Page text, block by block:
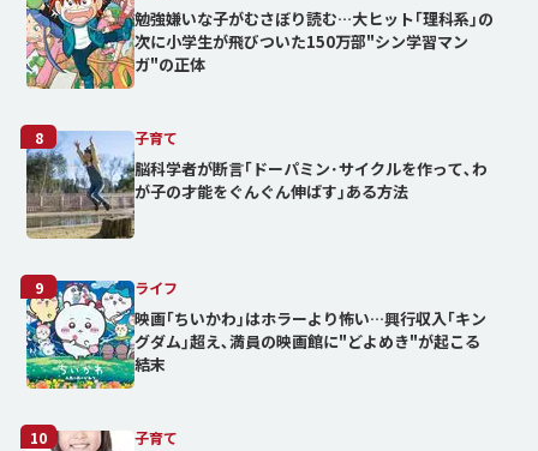
勉強嫌いな子がむさぼり読む…大ヒット｢理科系｣の
次に小学生が飛びついた150万部"シン学習マン
ガ"の正体
8 子育て
脳科学者が断言｢ドーパミン･サイクルを作って､わ
が子の才能をぐんぐん伸ばす｣ある方法
9 ライフ
映画｢ちいかわ｣はホラーより怖い…興行収入｢キン
グダム｣超え､満員の映画館に"どよめき"が起こる
結末
10 子育て